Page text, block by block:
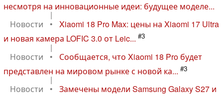
несмотря на инновационные идеи: будущее моделе...
|
Новости
•
Xiaomi 18 Pro Max: цены на Xiaomi 17 Ultra
и новая камера LOFIC 3.0 от Leic... #3
|
Новости
•
Сообщается, что Xiaomi 18 Pro будет
представлен на мировом рынке с новой ка... #3
|
Новости
•
Замечены модели Samsung Galaxy S27 и